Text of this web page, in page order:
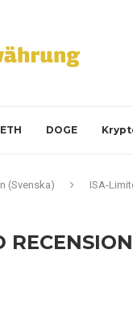
ETH DOGE
(Svenska) ISA-